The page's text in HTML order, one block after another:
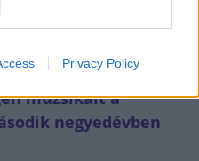
Privacy Policy
muzsikált a
negyedévben